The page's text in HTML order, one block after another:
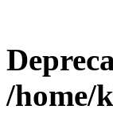
/home/